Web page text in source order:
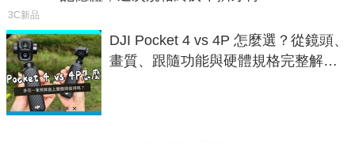
3C新品
DJI Pocket 4 vs 4P 怎麼選？從鏡頭、
畫質、跟隨功能與硬體規格完整解